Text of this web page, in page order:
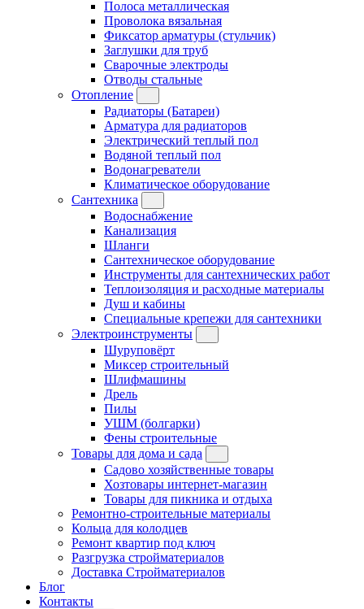
Полоса металлическая
Проволока вязальная
Фиксатор арматуры (стульчик)
Заглушки для труб
Сварочные электроды
Отводы стальные
Отопление
Радиаторы (Батареи)
Арматура для радиаторов
Электрический теплый пол
Водяной теплый пол
Водонагреватели
Климатическое оборудование
Сантехника
Водоснабжение
Канализация
Шланги
Сантехническое оборудование
Инструменты для сантехнических работ
Теплоизоляция и расходные материалы
Душ и кабины
Специальные крепежи для сантехники
Электроинструменты
Шуруповёрт
Миксер строительный
Шлифмашины
Дрель
Пилы
УШМ (болгарки)
Фены строительные
Товары для дома и сада
Садово хозяйственные товары
Хозтовары интернет-магазин
Товары для пикника и отдыха
Ремонтно-строительные материалы
Кольца для колодцев
Ремонт квартир под ключ
Разгрузка стройматериалов
Доставка Стройматериалов
Блог
Контакты